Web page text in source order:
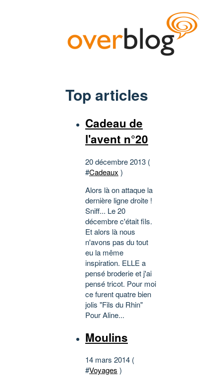
Top articles
Cadeau de
l'avent n°20
20 décembre 2013 (
#Cadeaux )
Alors là on attaque la
dernière ligne droite !
Sniff... Le 20
décembre c'était fils.
Et alors là nous
n'avons pas du tout
eu la même
inspiration. ELLE a
pensé broderie et j'ai
pensé tricot. Pour moi
ce furent quatre bien
jolis "Fils du Rhin"
Pour Aline...
Moulins
14 mars 2014 (
#Voyages )